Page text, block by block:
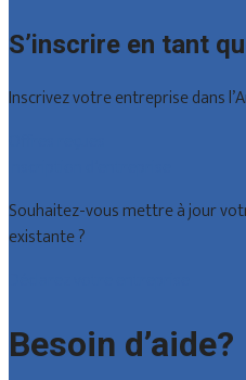
S’inscrire en tant
Inscrivez votre entreprise dans
Souhaitez-vous mettre à jour
existante ?
Besoin d’aide?